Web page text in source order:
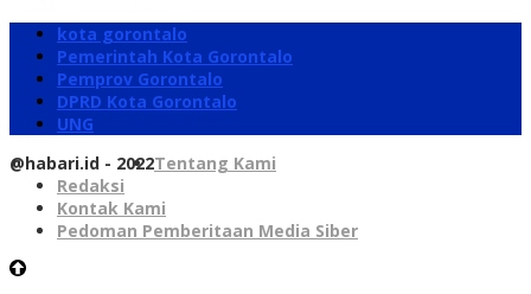
kota gorontalo
Pemerintah Kota Gorontalo
Pemprov Gorontalo
DPRD Kota Gorontalo
UNG
@habari.id - 2022Tentang Kami
Redaksi
Kontak Kami
Pedoman Pemberitaan Media Siber